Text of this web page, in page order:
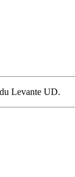
Levante UD.